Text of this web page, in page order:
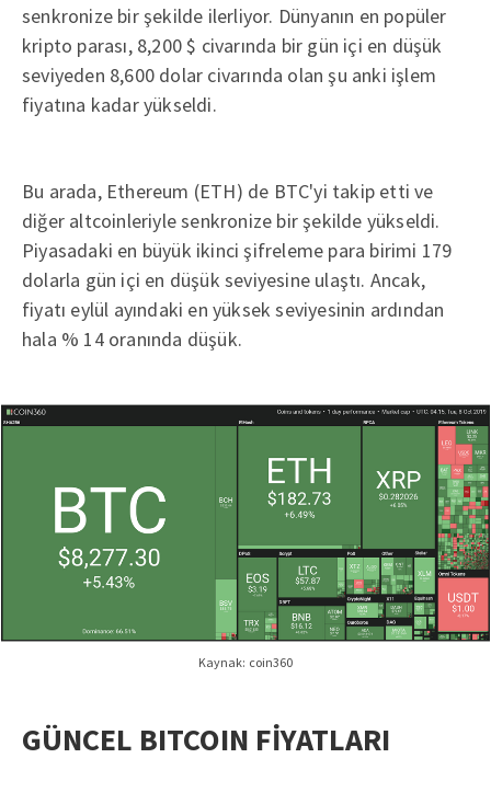
senkronize bir şekilde ilerliyor. Dünyanın en popüler
kripto parası, 8,200 $ civarında bir gün içi en düşük
seviyeden 8,600 dolar civarında olan şu anki işlem
fiyatına kadar yükseldi.
Bu arada, Ethereum (ETH) de BTC'yi takip etti ve
diğer altcoinleriyle senkronize bir şekilde yükseldi.
Piyasadaki en büyük ikinci şifreleme para birimi 179
dolarla gün içi en düşük seviyesine ulaştı. Ancak,
fiyatı eylül ayındaki en yüksek seviyesinin ardından
hala % 14 oranında düşük.
Kaynak: coin360
GÜNCEL BITCOIN FİYATLARI